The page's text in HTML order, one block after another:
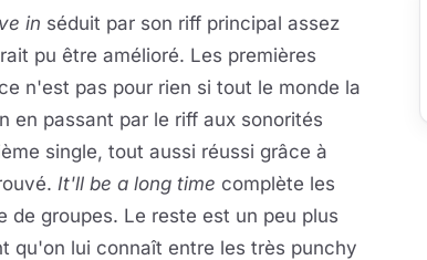
in séduit par son riff principal assez
pu être amélioré. Les premières
n'est pas pour rien si tout le monde la
en passant par le riff aux sonorités
single, tout aussi réussi grâce à
It'll be a long time complète les
de groupes. Le reste est un peu plus
qu'on lui connaît entre les très punchy